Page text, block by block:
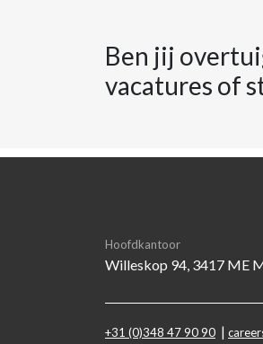
Ben jij
vacatures of
Hoofdkantoor
Willeskop 94, 3417 ME
+31 (0)348 47 90 90 |